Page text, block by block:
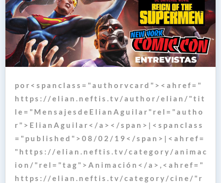
p o r < s p a n c l a s s = " a u t h o r v c a r d " > < a h r e f = "
h t t p s : / / e l i a n . n e f t i s . t v / a u t h o r / e l i a n / " t i t
l e = " M e n s a j e s d e E l i a n A g u i l a r " r e l = " a u t h o
r " > E l i a n A g u i l a r < / a > < / s p a n > | < s p a n c l a s s
= " p u b l i s h e d " > 0 8 / 0 2 / 1 9 < / s p a n > | < a h r e f =
" h t t p s : / / e l i a n . n e f t i s . t v / c a t e g o r y / a n i m a c
i o n / " r e l = " t a g " > A n i m a c i ó n < / a > , < a h r e f = "
h t t p s : / / e l i a n . n e f t i s . t v / c a t e g o r y / c i n e / " r